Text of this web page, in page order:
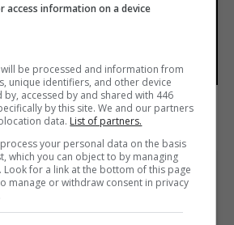
-05:29
Mute SettingsEnter
Play
no Fórum Outer Space
Share This
access information on a device
be processed and information from
unique identifiers, and other device
by, accessed by and shared with 446
by this site. We and our partners
data. List of partners.
your personal data on the basis
which you can object to by managing
for a link at the bottom of this page
manage or withdraw consent in privacy